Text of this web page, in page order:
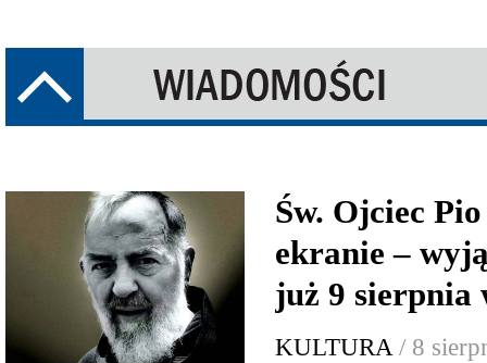
Św. Ojciec
ekranie –
już 9 sierpnia
KULTURA / 8